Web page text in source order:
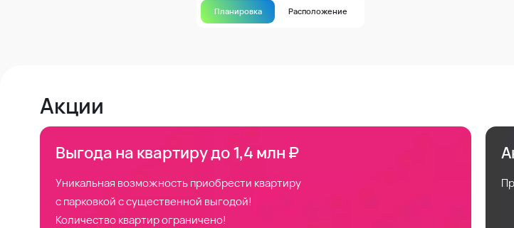
Планировка Расположение
Акции
Выгода на квартиру до 1,4 млн ₽
Уникальная возможность приобрести квартиру
с парковкой с существенной выгодой!
Количество квартир ограничено!